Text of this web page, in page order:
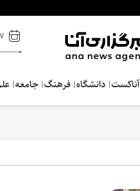
۱۷
آناکست دانشگاه فرهنگ‌ جامعه